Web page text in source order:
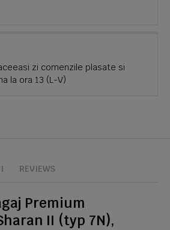
zi comenzile plasate si
la ora 13 (L-V)
REVIEWS
Premium
II (typ 7N),